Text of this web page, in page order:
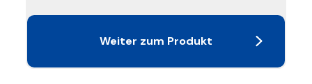
Weiter zum Produkt